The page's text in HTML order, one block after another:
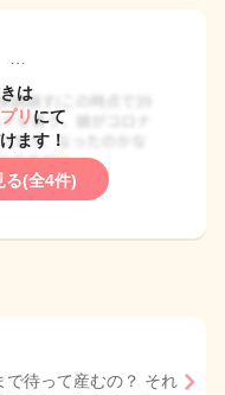
…
は
リ にて
ます！
る(全4件)
で待って産むの？ それ